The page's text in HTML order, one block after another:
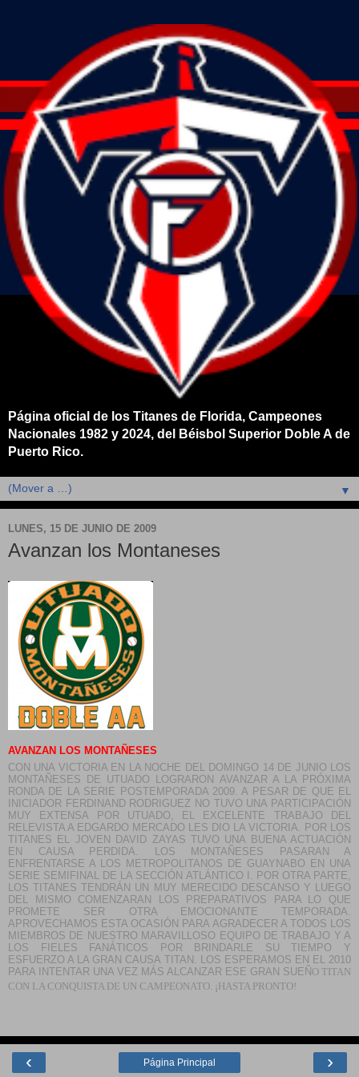
Página oficial de los Titanes de Florida, Campeones
Nacionales 1982 y 2024, del Béisbol Superior Doble A de
Puerto Rico.
▼
LUNES, 15 DE JUNIO DE 2009
Avanzan los Montaneses
AVANZAN LOS MONTAÑESES
CON UNA VICTORIA EN LA NOCHE DEL DOMINGO 14 DE JUNIO LOS
MONTAÑESES DE UTUADO LOGRARON AVANZAR A LA PRÓXIMA
RONDA DE LA SERIE POSTEMPORADA 2009. A PESAR DE QUE EL
INICIADOR FERDINAND RODRIGUEZ NO TUVO UNA PARTICIPACIÓN
MUY EXTENSA POR UTUADO, EL EXCELENTE TRABAJO DEL
RELEVISTA A EDGARDO MERCADO LES DIO LA VICTORIA. POR LOS
TITANES EL JOVEN DAVID ZAYAS TUVO UNA BUENA ACTUACIÓN
EN CAUSA PERDIDA. LOS MONTAÑESES PASARAN A
ENFRENTARSE A LOS METROPOLITANOS DE GUAYNABO EN UNA
SERIE SEMIFINAL DE LA SECCIÓN ATLÁNTICO I. POR OTRA PARTE,
LOS TITANES TENDRÁN UN MUY MERECIDO DESCANSO Y LUEGO
DEL MISMO COMENZARAN LOS PREPARATIVOS PARA LO QUE
PROMETE SER OTRA EMOCIONANTE TEMPORADA.
APROVECHAMOS ESTA OCASIÓN PARA AGRADECER A TODOS LOS
MIEMBROS DE NUESTRO MARAVILLOSO EQUIPO DE TRABAJO Y A
LOS FIELES FANÁTICOS POR BRINDARLE SU TIEMPO Y
ESFUERZO A LA GRAN CAUSA TITAN. LOS ESPERAMOS EN EL 2010
PARA INTENTAR UNA VEZ MÁS ALCANZAR ESE GRAN SUE Ñ O TITAN
CON LA CONQUISTA DE UN CAMPEONATO. ¡HASTA PRONTO!
‹ ›
Página Principal